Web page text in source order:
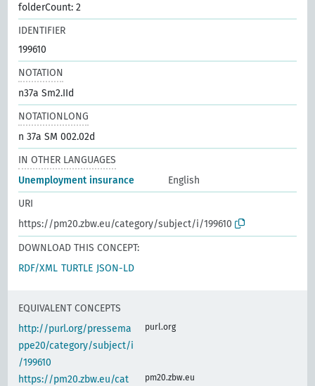
folderCount: 2
IDENTIFIER
199610
NOTATION
n37a Sm2.IId
NOTATIONLONG
n 37a SM 002.02d
IN OTHER LANGUAGES
Unemployment insurance
English
URI
https://pm20.zbw.eu/category/subject/i/199610
DOWNLOAD THIS CONCEPT:
RDF/XML TURTLE JSON-LD
EQUIVALENT CONCEPTS
http://purl.org/pressema
ppe20/category/subject/i
/199610
purl.org
https://pm20.zbw.eu/cat
pm20.zbw.eu